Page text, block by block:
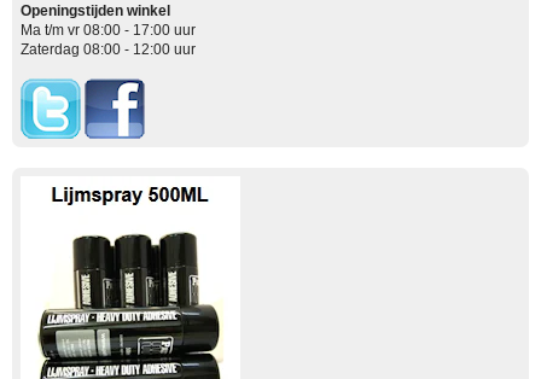
Openingstijden winkel
Ma t/m vr 08:00 - 17:00 uur
Zaterdag 08:00 - 12:00 uur